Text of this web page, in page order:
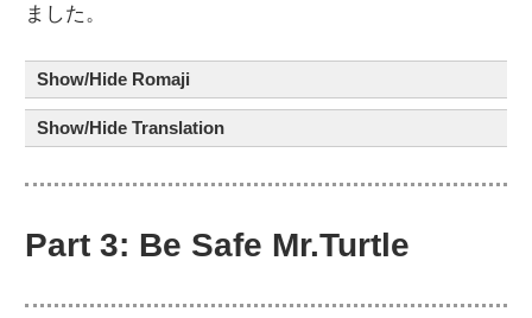
ました。
Show/Hide Romaji
Show/Hide Translation
Part 3: Be Safe Mr.Turtle